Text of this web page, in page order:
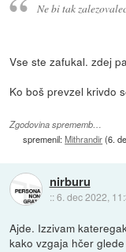
Ne bi tak
Vse ste zafukal. zdej
Ko boš prevzel krivdo
Zgodovina sprememb…
spremenil:Mithrandir(6.
nirburu
::6. dec 2022,
Ajde. Izzivam
kako vzgaja hčer